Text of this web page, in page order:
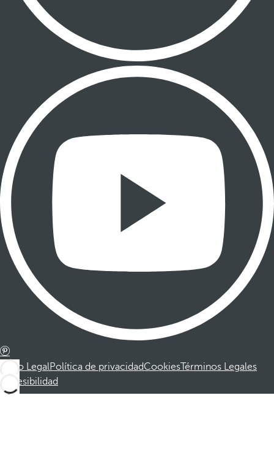
Aviso LegalPolítica de privacidadCookiesTérminos Legales
Accesibilidad